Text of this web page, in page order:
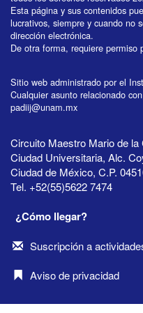
Esta página y sus contenidos
lucrativos, siempre y cuando no
dirección electrónica.
De otra forma, requiere permiso
Sitio web administrado por el
Cualquier asunto relacionado
padiij@unam.mx
Circuito Maestro Mario de la
Ciudad Universitaria, Alc.
Ciudad de México, C.P.
Tel. +52(55)5622 7474
¿Cómo llegar?
Suscripción a
Aviso de privacidad